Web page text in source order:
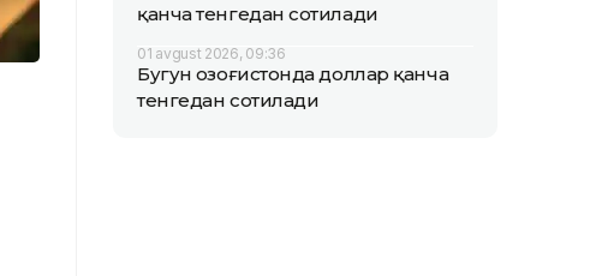
қанча тенгедан сотилади
01 avgust 2026, 09:36
Бугун Қозоғистонда доллар қанча
тенгедан сотилади